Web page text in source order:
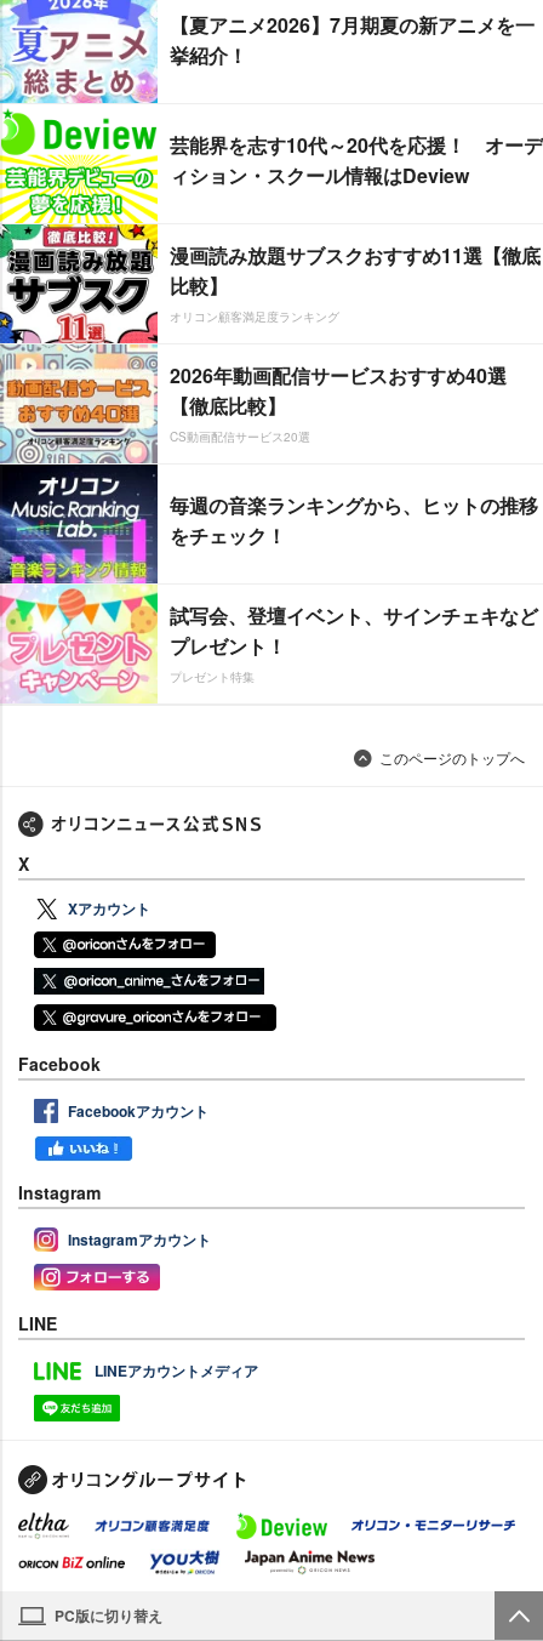
【夏アニメ2026】7月期夏の新アニメを一
挙紹介！
芸能界を志す10代～20代を応援！ オーデ
ィション・スクール情報はDeview
漫画読み放題サブスクおすすめ11選【徹底
比較】
オリコン顧客満足度ランキング
2026年動画配信サービスおすすめ40選
【徹底比較】
CS動画配信サービス20選
毎週の音楽ランキングから、ヒットの推移
をチェック！
試写会、登壇イベント、サインチェキなど
プレゼント！
プレゼント特集
このページのトップへ
X
Xアカウント
Facebook
Facebookアカウント
Instagram
Instagramアカウント
LINE
LINEアカウントメディア
PC版に切り替え